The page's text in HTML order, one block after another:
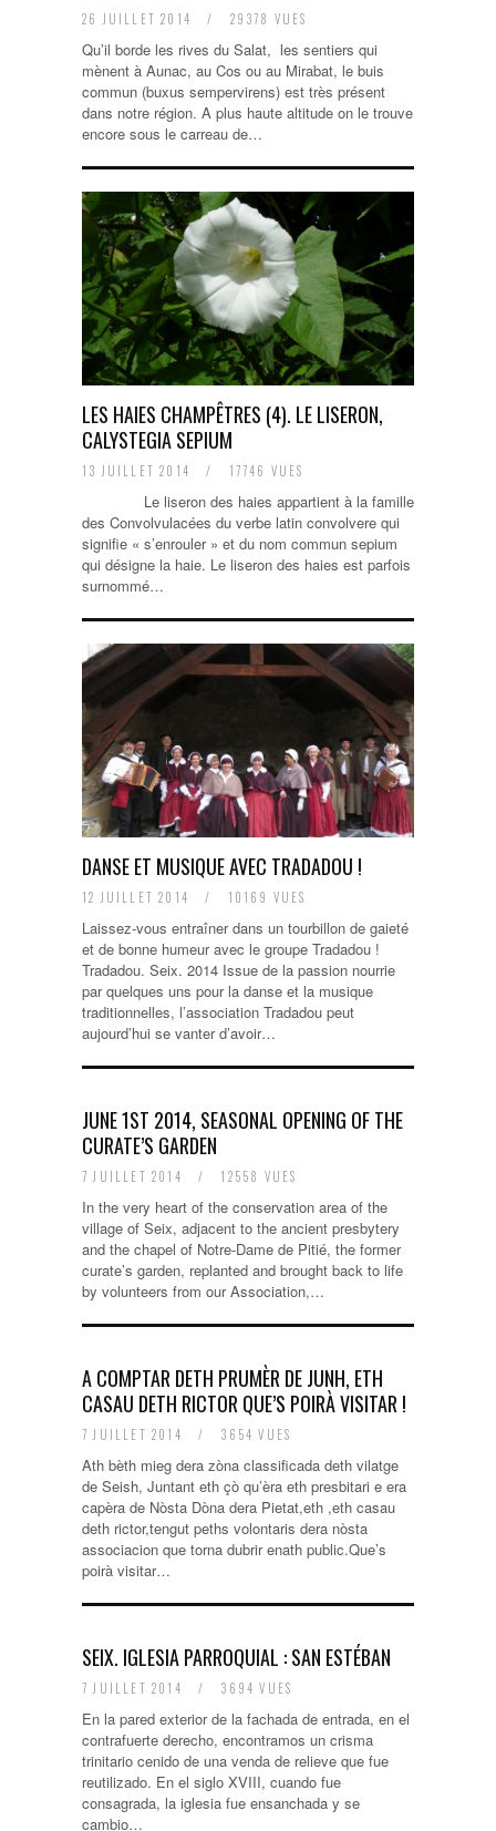
26 JUILLET 2014 / 29378 VUES
Qu’il borde les rives du Salat, les sentiers qui
mènent à Aunac, au Cos ou au Mirabat, le buis
commun (buxus sempervirens) est très présent
dans notre région. A plus haute altitude on le trouve
encore sous le carreau de…
LES HAIES CHAMPÊTRES (4). LE LISERON,
CALYSTEGIA SEPIUM
13 JUILLET 2014 / 17746 VUES
Le liseron des haies appartient à la famille
des Convolvulacées du verbe latin convolvere qui
signifie « s’enrouler » et du nom commun sepium
qui désigne la haie. Le liseron des haies est parfois
surnommé…
DANSE ET MUSIQUE AVEC TRADADOU !
12 JUILLET 2014 / 10169 VUES
Laissez-vous entraîner dans un tourbillon de gaieté
et de bonne humeur avec le groupe Tradadou !
Tradadou. Seix. 2014 Issue de la passion nourrie
par quelques uns pour la danse et la musique
traditionnelles, l’association Tradadou peut
aujourd’hui se vanter d’avoir…
JUNE 1ST 2014, SEASONAL OPENING OF THE
CURATE’S GARDEN
7 JUILLET 2014 / 12558 VUES
In the very heart of the conservation area of the
village of Seix, adjacent to the ancient presbytery
and the chapel of Notre-Dame de Pitié, the former
curate’s garden, replanted and brought back to life
by volunteers from our Association,…
A COMPTAR DETH PRUMÈR DE JUNH, ETH
CASAU DETH RICTOR QUE’S POIRÀ VISITAR !
7 JUILLET 2014 / 3654 VUES
Ath bèth mieg dera zòna classificada deth vilatge
de Seish, Juntant eth çò qu’èra eth presbitari e era
capèra de Nòsta Dòna dera Pietat,eth ,eth casau
deth rictor,tengut peths volontaris dera nòsta
associacion que torna dubrir enath public.Que’s
poirà visitar…
SEIX. IGLESIA PARROQUIAL : SAN ESTÉBAN
7 JUILLET 2014 / 3694 VUES
En la pared exterior de la fachada de entrada, en el
contrafuerte derecho, encontramos un crisma
trinitario cenido de una venda de relieve que fue
reutilizado. En el siglo XVIII, cuando fue
consagrada, la iglesia fue ensanchada y se
cambio…